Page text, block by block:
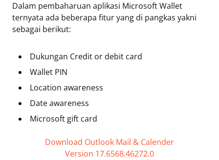
Dalam pembaharuan aplikasi Microsoft Wallet
ternyata ada beberapa fitur yang di pangkas yakni
sebagai berikut:
Dukungan Credit or debit card
Wallet PIN
Location awareness
Date awareness
Microsoft gift card
Download Outlook Mail & Calender
Version 17.6568.46272.0